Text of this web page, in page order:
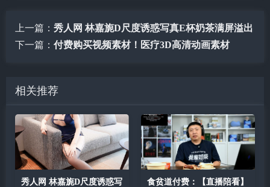
上一篇： 秀人网 林嘉旎D尺度诱惑写真E杯奶茶满屏溢出
下一篇： 付费购买视频素材！医疗3D高清动画素材
相关推荐
秀人网 林嘉旎D尺度诱惑写
食贫道付费：【直播陪看】